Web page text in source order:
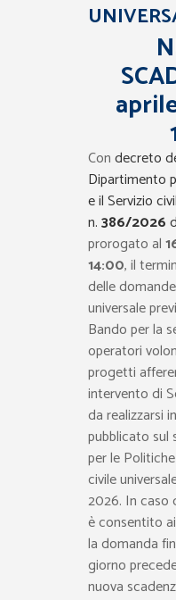
Condecreto
Dipartimento
e il Servizio
n.386/2026
prorogato al
14:00, il
delle
universale
Bando per la
operatori
progetti
intervento di
da realizzarsi
pubblicato
per le
civile
2026. In caso
è consentito
la domanda
giorno
nuova